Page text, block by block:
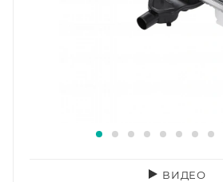
ВИДЕО